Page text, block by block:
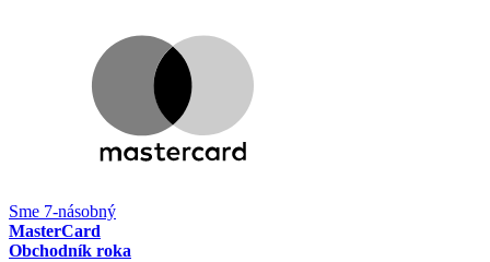
Sme 7-násobný
MasterCard
Obchodník roka